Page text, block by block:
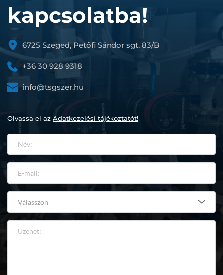
kapcsolatba!
6725 Szeged, Petőfi Sándor sgt. 83/B
+36 30 928 9318
info@tsgszer.hu
Olvassa el az Adatkezelési tájékoztatót!
Válasszon